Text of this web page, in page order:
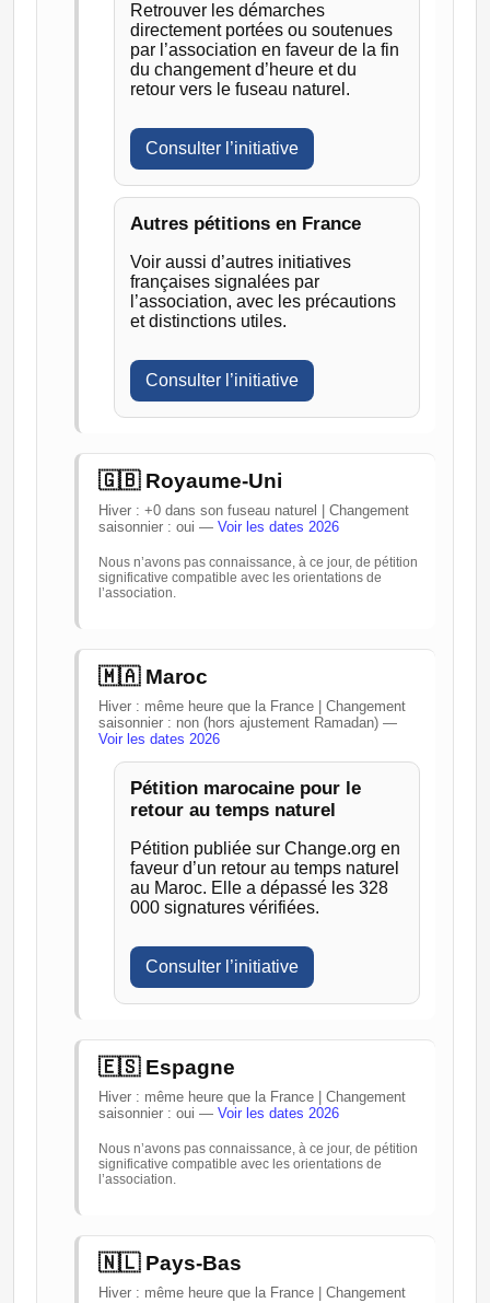
Retrouver les démarches
directement portées ou soutenues
par l’association en faveur de la fin
du changement d’heure et du
retour vers le fuseau naturel.
Consulter l’initiative
Autres pétitions en France
Voir aussi d’autres initiatives
françaises signalées par
l’association, avec les précautions
et distinctions utiles.
Consulter l’initiative
🇬🇧 Royaume-Uni
Hiver : +0 dans son fuseau naturel | Changement
saisonnier : oui — Voir les dates 2026
Nous n’avons pas connaissance, à ce jour, de pétition
significative compatible avec les orientations de
l’association.
🇲🇦 Maroc
Hiver : même heure que la France | Changement
saisonnier : non (hors ajustement Ramadan) —
Voir les dates 2026
Pétition marocaine pour le
retour au temps naturel
Pétition publiée sur Change.org en
faveur d’un retour au temps naturel
au Maroc. Elle a dépassé les 328
000 signatures vérifiées.
Consulter l’initiative
🇪🇸 Espagne
Hiver : même heure que la France | Changement
saisonnier : oui — Voir les dates 2026
Nous n’avons pas connaissance, à ce jour, de pétition
significative compatible avec les orientations de
l’association.
🇳🇱 Pays-Bas
Hiver : même heure que la France | Changement